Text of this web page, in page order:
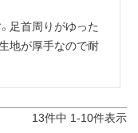
足首周りがゆった
地が厚手なので耐
13件中 1-10件表示